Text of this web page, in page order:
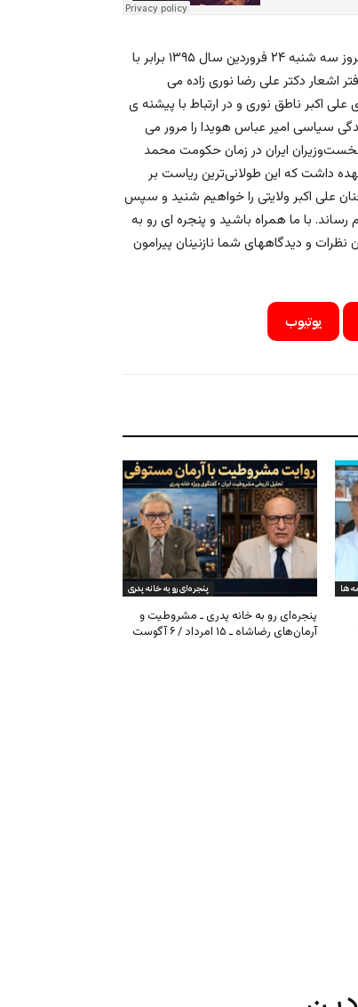
با درود فراوان حضور شما یاران و همراهان همیشگی تلویزیون ایران فردا امروز سه شنبه ۲۴ فروردین سال ۱۳۹۵ برابر با
از دفتر اشعار دکتر علی رضا نوری زاده می
اکبر ناطق نوری و در ارتباط با پیشنه ی
سیاسی امیر عباس هویدا را مرور می
فروردین ۱۳۵۸ در تهران) یکی از نخست‌وزیران ایران در زمان حکومت محمد
را بر عهده داشت که این طولانی‌ترین ریاست بر
علی اکبر ولایتی را خواهیم شنید و سپس
با ما همراه باشید و پنجره ای رو به
نظرات و دیدگاههای شما نازنینان پیرامون
یوتیوب
پنجره‌ای رو به خانه پدری
پنجره‌ای رو به خانه پدری ـ مشروطیت و
آرمان‌های رضاشاه ـ ۱۵ امرداد / ۶ آگوست
ها